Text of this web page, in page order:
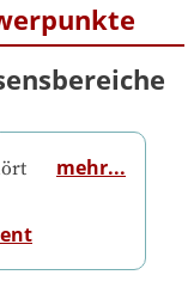
mehr...